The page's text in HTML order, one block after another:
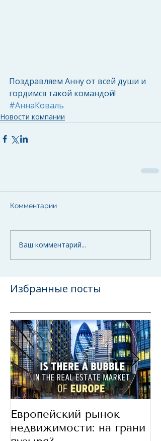
Поздравляем Анну от всей души и
гордимся такой командой!
#АннаКоваль
Новости компании
Комментарии
Ваш комментарий...
Избранные посты
Европейский рынок
недвижимости: на грани